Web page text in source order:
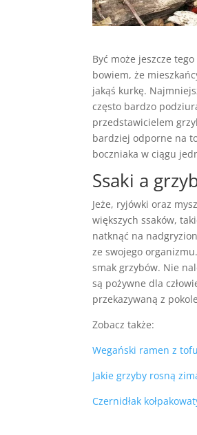
Być może jeszcze
bowiem, że
jakąś kurkę.
często bardzo
przedstawicielem
bardziej odporne na
boczniaka w ciągu
Ssaki a
Jeże, ryjówki oraz
większych ssaków,
natknąć na
ze swojego
smak grzybów. Nie
są pożywne dla
przekazywaną z
Zobacz także:
Wegański ramen z
Jakie grzyby rosną
Czernidłak